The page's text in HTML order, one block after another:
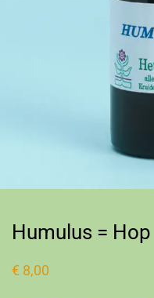
Humulus = Hop
€ 8,00